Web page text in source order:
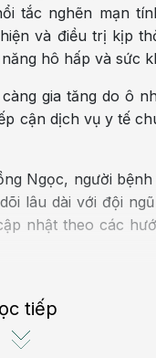
tắc nghẽn mạn
và điều trị kịp
hô hấp và sức
gia tăng do ô
cận dịch vụ y tế
Ngọc, người
lâu dài với đội
nhật theo các
sinh sống và
chữa bệnh
tiếp